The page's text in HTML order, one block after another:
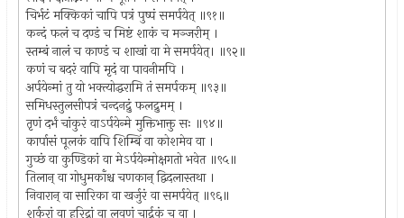
चिर्भटं मक्किकां चापि पत्रं पुष्पं समर्पयेत् ॥९१॥
कन्दं फलं च दण्डं च मिष्टं शाकं च मञ्जरीम् ।
स्तम्बं नालं च काण्डं च शाखां वा मे समर्पयेत्। ॥९२॥
कणं च बदरं वापि मृदं वा पावनीमपि ।
अर्पयेन्मां तु यो भक्त्योद्धरामि तं समर्पकम् ॥९३॥
समिधस्तुलसीपत्रं चन्दनद्रुं फलद्रुमम् ।
तृणं दर्भं चांकुरं वाऽर्पयेन्मे मुक्तिभाक्तु सः ॥९४॥
कार्पासं पूलकं वापि शिम्बिं वा कोशमेव वा ।
गुच्छं वा कुण्डिकां वा मेऽर्पयेन्मोक्षगतो भवेत ॥९५॥
तिलान् वा गोधुमकाँश्च चणकान् द्विदलास्तथा ।
निवारान् वा सारिका वा खर्जुरं वा समर्पयेत् ॥९६॥
शर्करां वा हरिद्रां वा लवणं चार्द्रकं च वा ।